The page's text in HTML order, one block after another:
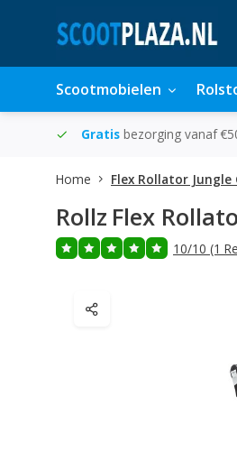
Scootmobielen
Gratis bezorging vanaf
Home Flex Rollator Jungle
Rollz Flex
10/10 (1